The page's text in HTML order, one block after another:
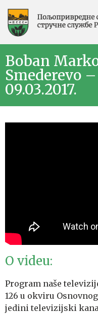
Boban
Smederevo
09.03.2017.
O videu:
Program naše
126 u okviru
jedini televizijski